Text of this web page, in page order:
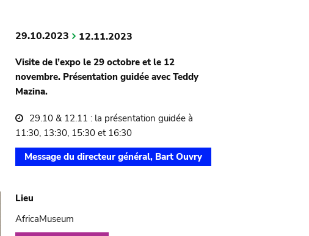
29.10.2023 12.11.2023
Visite de l’expo le 29 octobre et le 12
novembre. Présentation guidée avec Teddy
Mazina.
29.10 & 12.11 : la présentation guidée à
11:30, 13:30, 15:30 et 16:30
Message du directeur général, Bart Ouvry
Lieu
AfricaMuseum